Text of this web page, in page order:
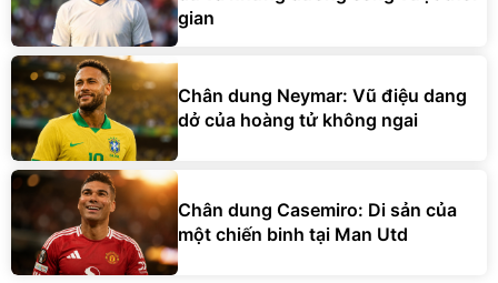
gian
Chân dung Neymar: Vũ điệu dang
dở của hoàng tử không ngai
Chân dung Casemiro: Di sản của
một chiến binh tại Man Utd